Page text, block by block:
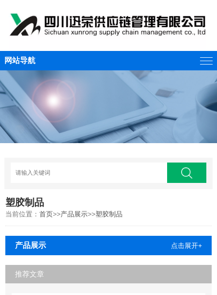
网站导航
塑胶制品
当前位置：首页>>产品展示>>塑胶制品
产品展示 点击展开+
推荐文章